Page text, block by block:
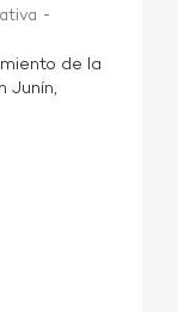
-
de la
Junín,